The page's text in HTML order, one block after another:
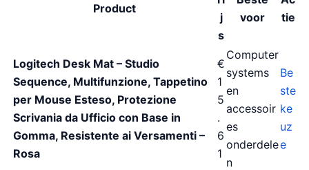
Product
j
s
voor
tie
Logitech Desk Mat – Studio
Sequence, Multifunzione, Tappetino
per Mouse Esteso, Protezione
Scrivania da Ufficio con Base in
Gomma, Resistente ai Versamenti –
Rosa
€
1
5
.
6
1
Computer
systems
en
accessoir
es
onderdele
n
Be
ste
ke
uz
e